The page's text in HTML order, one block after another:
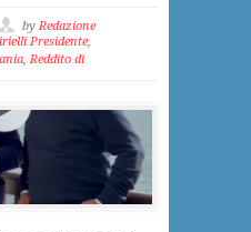
byRedazione
Presidente,
,Reddito di